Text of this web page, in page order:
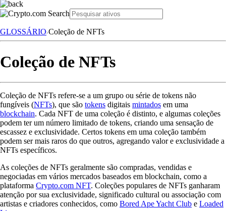
GLOSSÁRIO Coleção de NFTs
Coleção de NFTs
Coleção de NFTs refere-se a um grupo ou série de tokens não
fungíveis (NFTs), que são tokens digitais mintados em uma
blockchain. Cada NFT de uma coleção é distinto, e algumas coleções
podem ter um número limitado de tokens, criando uma sensação de
escassez e exclusividade. Certos tokens em uma coleção também
podem ser mais raros do que outros, agregando valor e exclusividade a
NFTs específicos.
As coleções de NFTs geralmente são compradas, vendidas e
negociadas em vários mercados baseados em blockchain, como a
plataforma Crypto.com NFT. Coleções populares de NFTs ganharam
atenção por sua exclusividade, significado cultural ou associação com
artistas e criadores conhecidos, como Bored Ape Yacht Club e Loaded